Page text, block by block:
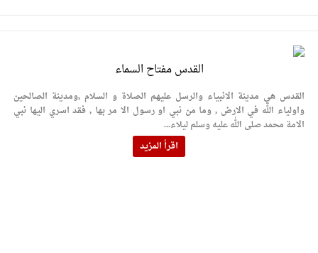
القدس مفتاح السماء
القدس هي مدينة الانبياء والرسل عليهم الصلاة و السلام ,ومدينة الصالحين
واولياء الله في الارض , وما من نبي او رسول الا مر بها , فقد اسري اليها نبي
الامة محمد صلى الله عليه وسلم ليلاء...
اقرأ المزيد